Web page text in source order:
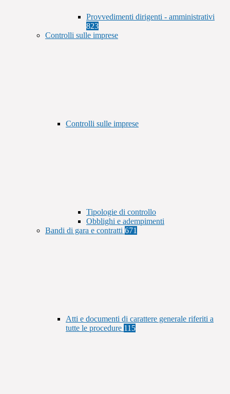
Provvedimenti dirigenti - amministrativi
823
Controlli sulle imprese
Controlli sulle imprese
Tipologie di controllo
Obblighi e adempimenti
Bandi di gara e contratti 671
Atti e documenti di carattere generale riferiti a
tutte le procedure 115